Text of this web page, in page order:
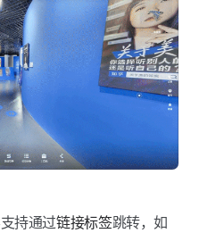
持通过链接标签跳转，如